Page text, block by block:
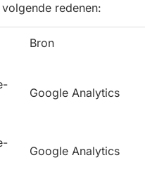
redenen:
Bron
Google Analytics
Google Analytics